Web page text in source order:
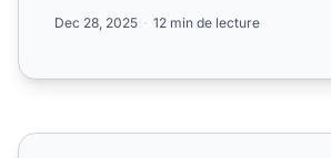
Dec 28, 2025 12 min de lecture
créer un contrat affiliation : Guide